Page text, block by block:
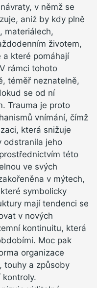
v němž se
aniž by kdy plně
materiálech,
životem,
a které pomáhají
rámci tohoto
téměř neznatelně,
se od ní
Trauma je proto
vnímání, čímž
která snižuje
odstranila jeho
této
ve svých
v mýtech,
symbolicky
mají tendenci se
v nových
kontinuitu, která
Moc pak
organizace
touhy a způsoby